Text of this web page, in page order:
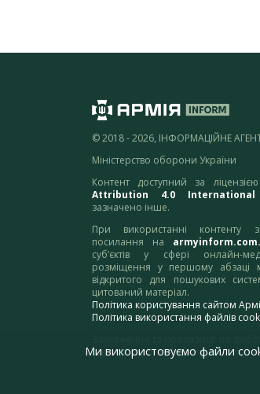
© 2018 - 2026, ІНФОРМАЦІЙНЕ
Міністерство оборони України
Контент доступний за ліцензією
Attribution 4.0
зазначено інше.
При використанні контенту
посилання на
суб’єктів у сфері онлайн-
розміщення у першому абзаці
відкритого для пошукових
цитований матеріал.
Політика користування сайтом
Політика використання файлів
адресу:
Ми використовуємо файли